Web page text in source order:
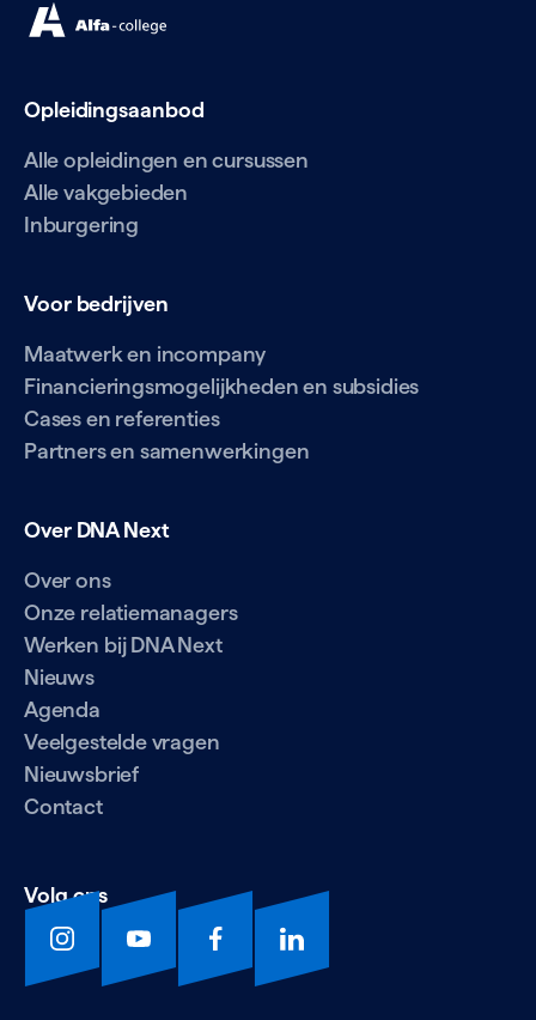
Opleidingsaanbod
Alle opleidingen en cursussen
Alle vakgebieden
Inburgering
Voor bedrijven
Maatwerk en incompany
Financieringsmogelijkheden en subsidies
Cases en referenties
Partners en samenwerkingen
Over DNA Next
Over ons
Onze relatiemanagers
Werken bij DNA Next
Nieuws
Agenda
Veelgestelde vragen
Nieuwsbrief
Contact
Volg ons